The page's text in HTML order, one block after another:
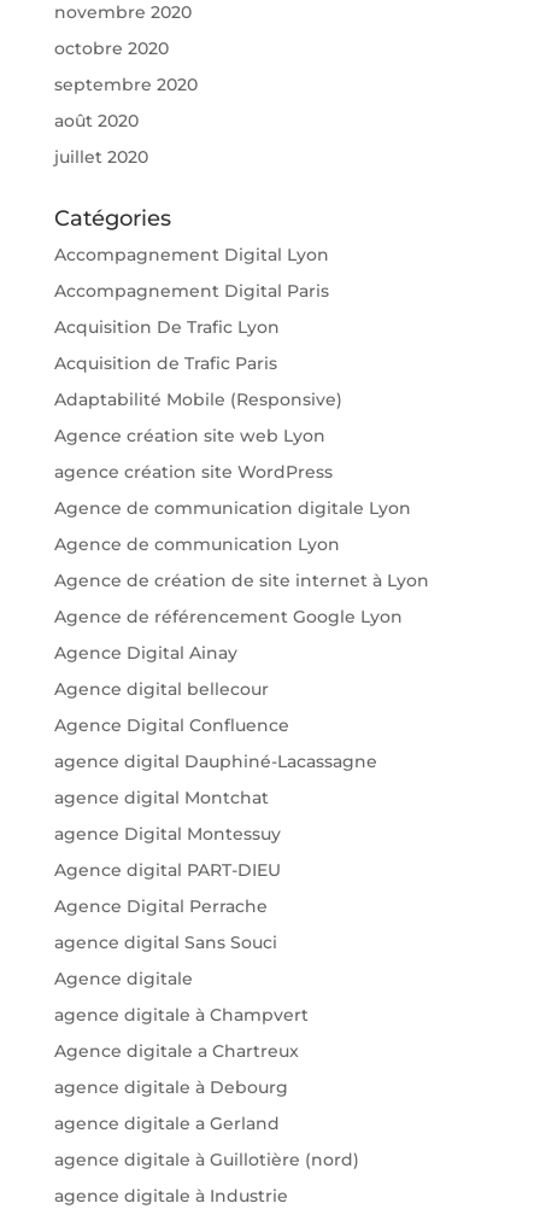
novembre 2020
octobre 2020
septembre 2020
août 2020
juillet 2020
Catégories
Accompagnement Digital Lyon
Accompagnement Digital Paris
Acquisition De Trafic Lyon
Acquisition de Trafic Paris
Adaptabilité Mobile (Responsive)
Agence création site web Lyon
agence création site WordPress
Agence de communication digitale Lyon
Agence de communication Lyon
Agence de création de site internet à Lyon
Agence de référencement Google Lyon
Agence Digital Ainay
Agence digital bellecour
Agence Digital Confluence
agence digital Dauphiné-Lacassagne
agence digital Montchat
agence Digital Montessuy
Agence digital PART-DIEU
Agence Digital Perrache
agence digital Sans Souci
Agence digitale
agence digitale à Champvert
Agence digitale a Chartreux
agence digitale à Debourg
agence digitale a Gerland
agence digitale à Guillotière (nord)
agence digitale à Industrie